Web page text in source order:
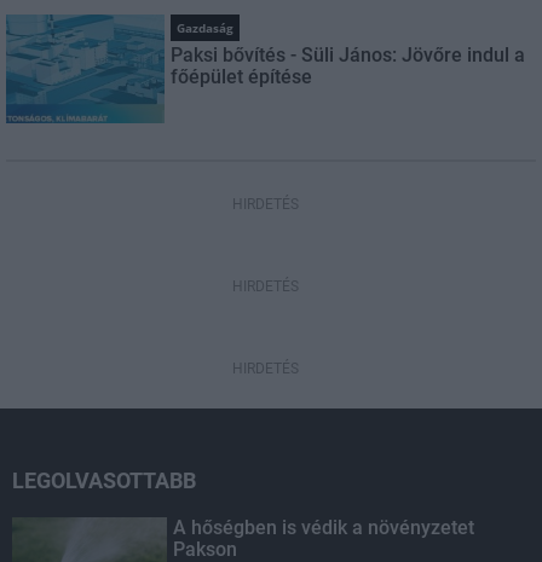
Gazdaság
Paksi bővítés - Süli János: Jövőre indul a
főépület építése
HIRDETÉS
HIRDETÉS
HIRDETÉS
LEGOLVASOTTABB
A hőségben is védik a növényzetet
Pakson